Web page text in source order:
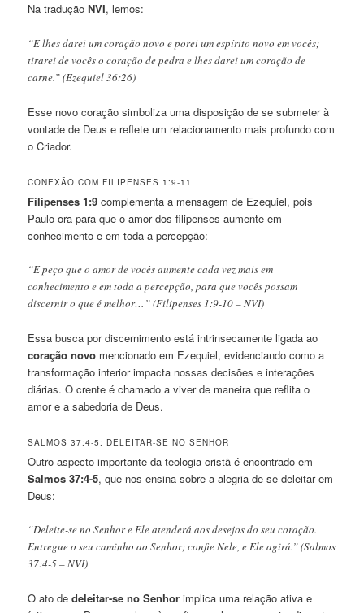
Na traduçãoNVI, lemos:
“E lhes darei um coração novo e porei um espírito novo em vocês;
tirarei de vocês o coração de pedra e lhes darei um coração de
carne.” (Ezequiel 36:26)
Esse novo coração simboliza uma disposição de se submeter à
vontade de Deus e reflete um relacionamento mais profundo com
o Criador.
CONEXÃO COM FILIPENSES 1:9-11
Filipenses 1:9 complementa a mensagem de Ezequiel, pois
Paulo ora para que o amor dos filipenses aumente em
conhecimento e em toda a percepção:
“E peço que o amor de vocês aumente cada vez mais em
conhecimento e em toda a percepção, para que vocês possam
discernir o que é melhor…” (Filipenses 1:9-10 – NVI)
Essa busca por discernimento está intrinsecamente ligada ao
coração novo mencionado em Ezequiel, evidenciando como a
transformação interior impacta nossas decisões e interações
diárias. O crente é chamado a viver de maneira que reflita o
amor e a sabedoria de Deus.
SALMOS 37:4-5: DELEITAR-SE NO SENHOR
Outro aspecto importante da teologia cristã é encontrado em
Salmos 37:4-5, que nos ensina sobre a alegria de se deleitar em
Deus:
“Deleite-se no Senhor e Ele atenderá aos desejos do seu coração.
Entregue o seu caminho ao Senhor; confie Nele, e Ele agirá.” (Salmos
37:4-5 – NVI)
O ato dedeleitar-se no Senhor implica uma relação ativa e